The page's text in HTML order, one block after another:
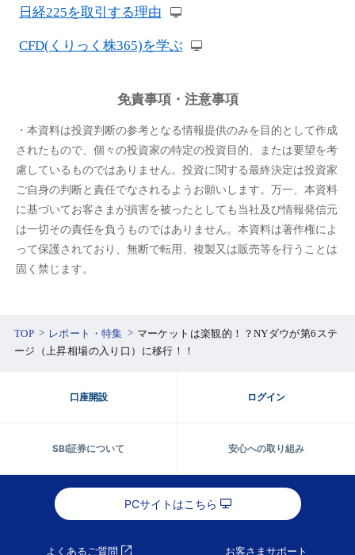
日経225を取引する理由
CFD(くりっく株365)を学ぶ
免責事項・注意事項
・本資料は投資判断の参考となる情報提供のみを目的として作成
されたもので、個々の投資家の特定の投資目的、または要望を考
慮しているものではありません。投資に関する最終決定は投資家
ご自身の判断と責任でなされるようお願いします。万一、本資料
に基づいてお客さまが損害を被ったとしても当社及び情報発信元
は一切その責任を負うものではありません。本資料は著作権によ
って保護されており、無断で転用、複製又は販売等を行うことは
固く禁じます。
TOP レポート・特集
マーケットは楽観的！？NYダウが第6ステ
ージ（上昇相場の入り口）に移行！！
口座開設 ログイン
SBI証券について 安心への取り組み
PCサイトはこちら
よくあるご質問 お客さまサポート